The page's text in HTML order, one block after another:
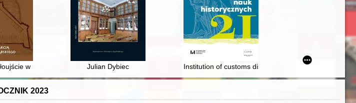
past research (1952-1955) : pottery finds = Wczesnośredniowieczny zespół osadniczy w Gródku nad
w latach 1660-1793Julian Dybiec Institution of customs district chief in Russia in the
2023